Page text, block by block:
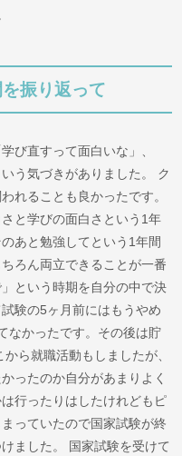
振り返って
び直すって面白いな」、
う気づきがありました。 ク
れることも良かったです。
と学びの面白さという1年
あと勉強してという1年間
ろん両立できることが一番
という時期を自分の中で決
験の5ヶ月前にはもうやめ
なかったです。その後は貯
ら就職活動もしましたが、
ったのか自分があまりよく
行ったりはしたけれどもピ
っていたので国家試験が終
ました。 国家試験を受けて